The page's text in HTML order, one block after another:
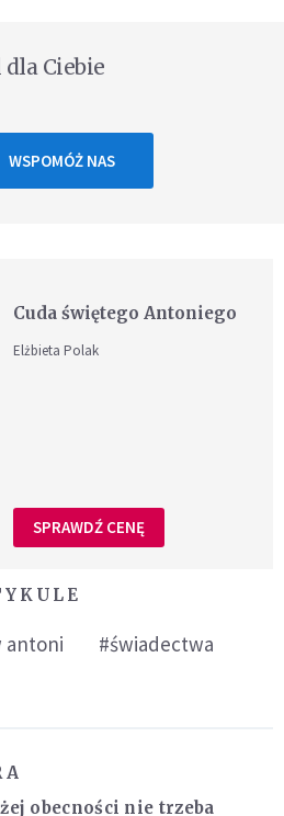
Ciebie
WSPOMÓŻ NAS
Cuda świętego Antoniego
Elżbieta Polak
SPRAWDŹ CENĘ
antoni
#świadectwa
obecności nie trzeba